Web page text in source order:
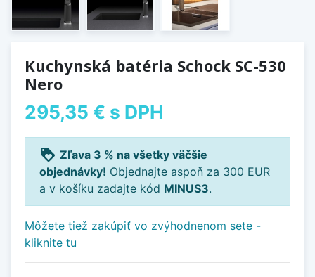
Kuchynská batéria Schock SC-530
Nero
295,35 € s DPH
loyalty Zľava 3 % na všetky väčšie
objednávky! Objednajte aspoň za 300 EUR
a v košíku zadajte kód MINUS3.
Môžete tiež zakúpiť vo zvýhodnenom sete -
kliknite tu